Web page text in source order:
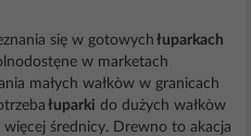
się w gotowych łuparkach
w marketach
małych wałkòw w granicach
łuparki do dużych wałkòw
średnicy. Drewno to akacja